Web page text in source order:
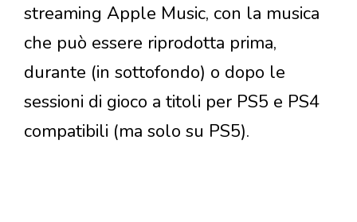
streaming Apple Music, con la musica
che può essere riprodotta prima,
durante (in sottofondo) o dopo le
sessioni di gioco a titoli per PS5 e PS4
compatibili (ma solo su PS5).